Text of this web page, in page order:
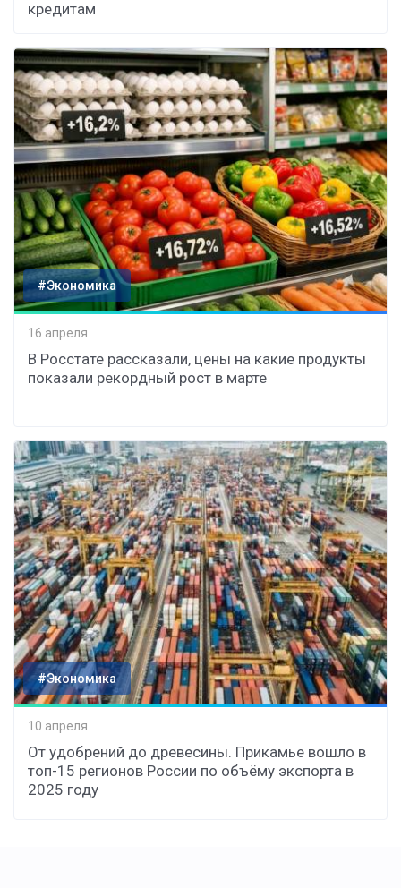
кредитам
#Экономика
16 апреля
В Росстате рассказали, цены на какие продукты
показали рекордный рост в марте
#Экономика
10 апреля
От удобрений до древесины. Прикамье вошло в
топ-15 регионов России по объёму экспорта в
2025 году